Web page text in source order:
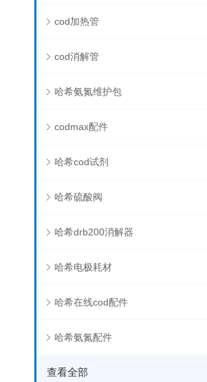
cod加热管
cod消解管
哈希氨氮维护包
codmax配件
哈希cod试剂
哈希硫酸阀
哈希drb200消解器
哈希电极耗材
哈希在线cod配件
哈希氨氮配件
查看全部